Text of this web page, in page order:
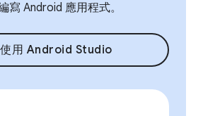
寫 Android 應用程式。
使用 Android Studio